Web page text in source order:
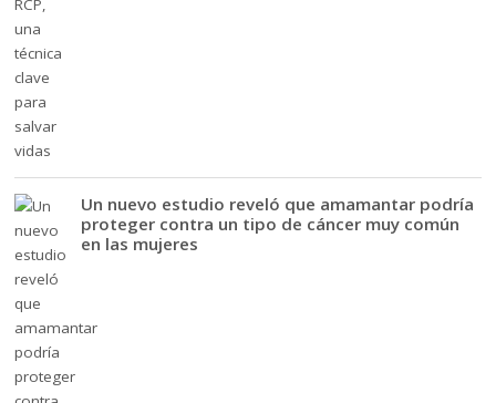
Un nuevo estudio reveló que amamantar podría
proteger contra un tipo de cáncer muy común
en las mujeres